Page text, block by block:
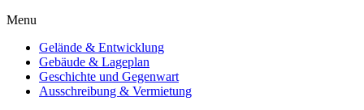
Menu
Gelände & Entwicklung
Gebäude & Lageplan
Geschichte und Gegenwart
Ausschreibung & Vermietung